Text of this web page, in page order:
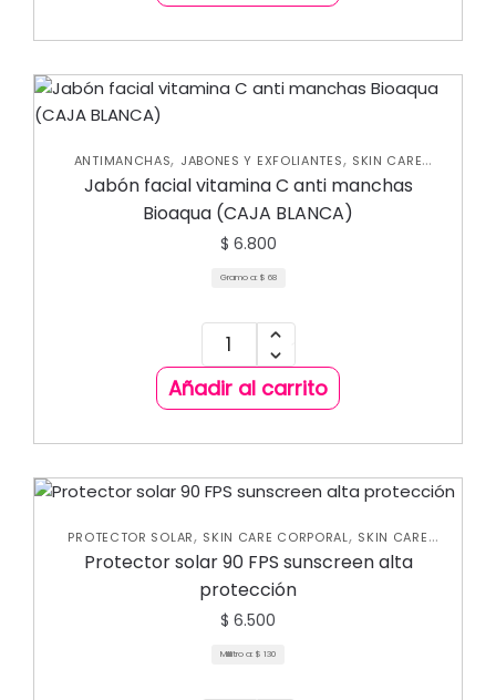
ANTIMANCHAS, JABONES Y EXFOLIANTES, SKIN CARE
CORPORAL
Jabón facial vitamina C anti manchas
Bioaqua (CAJA BLANCA)
$ 6.800
Gramo a: $ 68
Añadir al carrito
PROTECTOR SOLAR, SKIN CARE CORPORAL, SKIN CARE
FACIAL
Protector solar 90 FPS sunscreen alta
protección
$ 6.500
Mililitro a: $ 130